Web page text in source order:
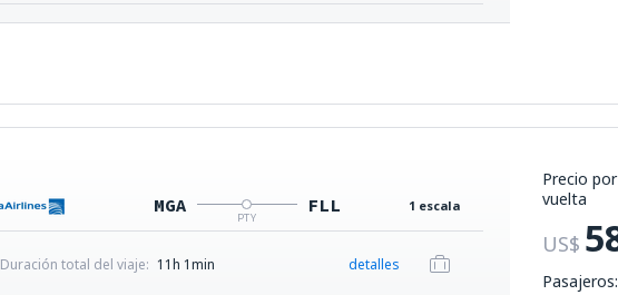
Precio
vuelta
US$
Pasajeros:
MGA
PTY
FLL 1 escala
Duración total del viaje: 11h 1min detalles